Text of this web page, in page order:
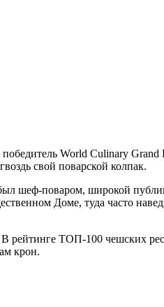
World Culinary Grand
свой поварской колпак.
шеф-поваром, широкой
Доме, туда часто
В рейтинге ТОП-100 чешских
крон.